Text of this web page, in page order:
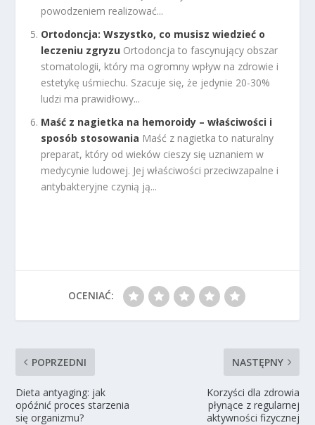
powodzeniem realizować...
Ortodoncja: Wszystko, co musisz wiedzieć o
leczeniu zgryzu Ortodoncja to fascynujący obszar
stomatologii, który ma ogromny wpływ na zdrowie i
estetykę uśmiechu. Szacuje się, że jedynie 20-30%
ludzi ma prawidłowy...
Maść z nagietka na hemoroidy – właściwości i
sposób stosowania Maść z nagietka to naturalny
preparat, który od wieków cieszy się uznaniem w
medycynie ludowej. Jej właściwości przeciwzapalne i
antybakteryjne czynią ją...
OCENIAĆ:
POPRZEDNI
Dieta antyaging: jak
opóźnić proces starzenia
się organizmu?
NASTĘPNY
Korzyści dla zdrowia
płynące z regularnej
aktywności fizycznej